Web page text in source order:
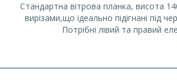
Стандартна вітрова планка, висота
вирізами,що ідеально підігнані під
Потрібні лівий та правий